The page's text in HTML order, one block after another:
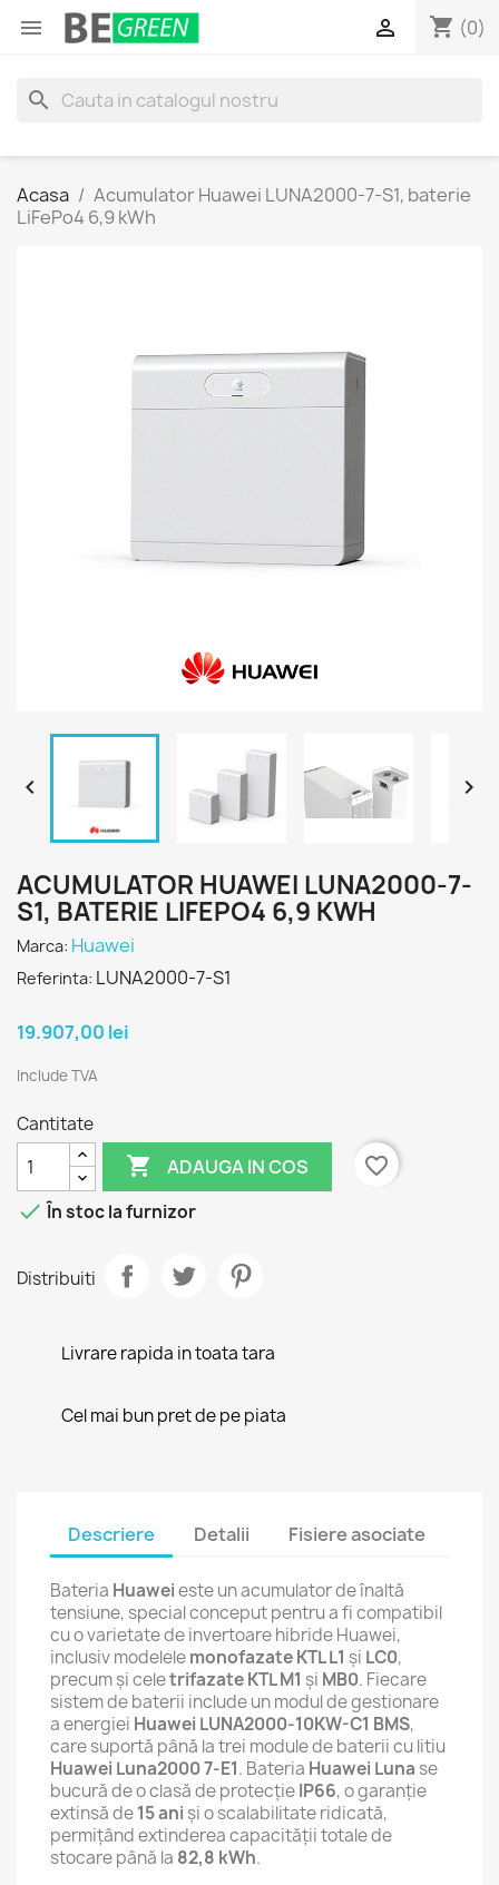
 shopping_cart (0)

search
Acasa
Acumulator Huawei LUNA2000-7-S1, baterie
LiFePo4 6,9 kWh
 
ACUMULATOR HUAWEI LUNA2000-7-
S1, BATERIE LIFEPO4 6,9 KWH
Marca: Huawei
Referinta: LUNA2000-7-S1
19.907,00 lei
Include TVA
Cantitate
 ADAUGA IN COS
favorite_border
 În stoc la furnizor
Distribuiti
Livrare rapida in toata tara
Cel mai bun pret de pe piata
Descriere Detalii Fisiere asociate
Bateria Huaweieste un acumulator de înaltă
tensiune, special conceput pentru a fi compatibil
cu o varietate de invertoare hibride Huawei,
inclusiv modelelemonofazate KTL L1 și LC0,
precum și celetrifazate KTL M1 și MB0. Fiecare
sistem de baterii include un modul de gestionare
a energiei Huawei LUNA2000-10KW-C1 BMS,
care suportă până la trei module de baterii cu litiu
Huawei Luna2000 7-E1. Bateria Huawei Luna se
bucură de o clasă de protecțieIP66, o garanție
extinsă de15 ani și o scalabilitate ridicată,
permițând extinderea capacității totale de
stocare până la 82,8 kWh.